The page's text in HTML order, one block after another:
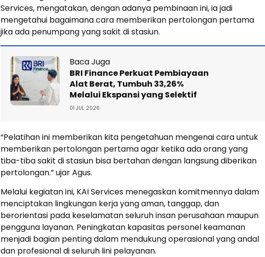
Services, mengatakan, dengan adanya pembinaan ini, ia jadi
mengetahui bagaimana cara memberikan pertolongan pertama
jika ada penumpang yang sakit di stasiun.
Baca Juga
BRI Finance Perkuat Pembiayaan
Alat Berat, Tumbuh 33,26%
Melalui Ekspansi yang Selektif
01 JUL 2026
“Pelatihan ini memberikan kita pengetahuan mengenai cara untuk
memberikan pertolongan pertama agar ketika ada orang yang
tiba-tiba sakit di stasiun bisa bertahan dengan langsung diberikan
pertolongan.” ujar Agus.
Melalui kegiatan ini, KAI Services menegaskan komitmennya dalam
menciptakan lingkungan kerja yang aman, tanggap, dan
berorientasi pada keselamatan seluruh insan perusahaan maupun
pengguna layanan. Peningkatan kapasitas personel keamanan
menjadi bagian penting dalam mendukung operasional yang andal
dan profesional di seluruh lini pelayanan.